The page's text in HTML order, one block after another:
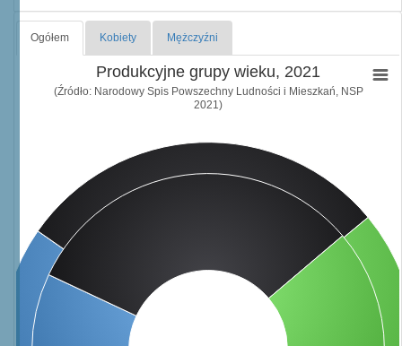
Ogółem Kobiety Mężczyźni
Produkcyjne grupy wieku, 2021
(Źródło: Narodowy Spis Powszechny Ludności i Mieszkań, NSP
2021)